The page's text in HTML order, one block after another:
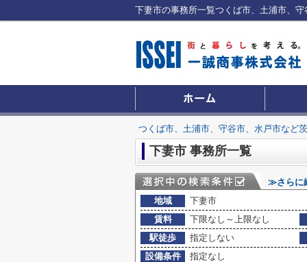
つくば市、土浦市、守谷市、水戸市など
下妻市 事務所一覧
≫さらに
地域
下妻市
賃料
下限なし～上限なし
駅徒歩
指定しない
設備条件
指定なし